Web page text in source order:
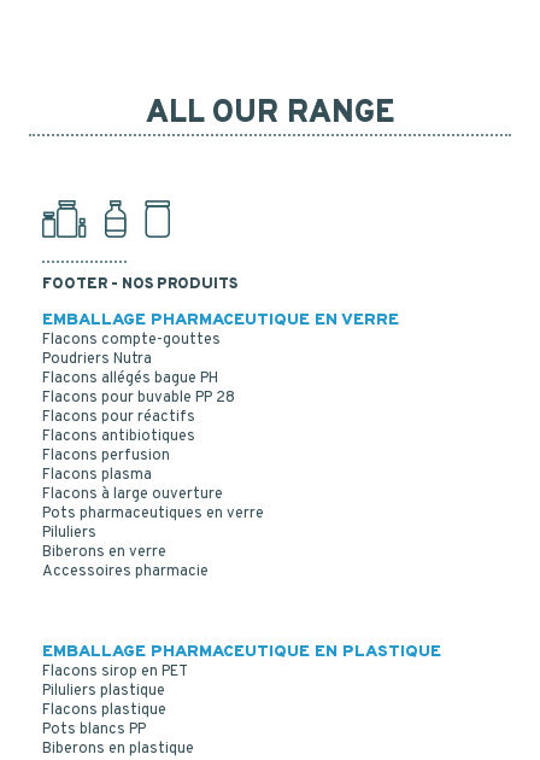
ALL OUR RANGE
FOOTER - NOS PRODUITS
EMBALLAGE PHARMACEUTIQUE EN VERRE
Flacons compte-gouttes
Poudriers Nutra
Flacons allégés bague PH
Flacons pour buvable PP 28
Flacons pour réactifs
Flacons antibiotiques
Flacons perfusion
Flacons plasma
Flacons à large ouverture
Pots pharmaceutiques en verre
Piluliers
Biberons en verre
Accessoires pharmacie
EMBALLAGE PHARMACEUTIQUE EN PLASTIQUE
Flacons sirop en PET
Piluliers plastique
Flacons plastique
Pots blancs PP
Biberons en plastique